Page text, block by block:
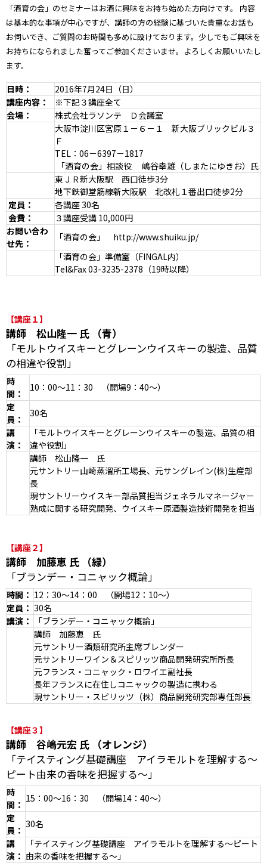
「酒育の会」のセミナーはお酒に興味をお持ち始めた方向けです。 内容
は基本的な事項が中心ですが、講師の方の経験に基づいた貴重なお話も
お伺いでき、ご質問のお時間も多めに設けております。少しでもご興味を
お持ちになられました奮ってご参加くださいませ。よろしくお願いいたし
ます。
日時：
2016年7月24日（日）
講座内容：
※下記３講座全て
会場：
株式会社ラソンテ Ｄ会議室
大阪市淀川区宮原１－６－１ 新大阪ブリックビル３
Ｆ
TEL：06－6397－1817
「酒育の会」相談役 嶋谷幸雄（しまたにゆきお）氏
東 ＪＲ新大阪駅 西口徒歩3分
地下鉄御堂筋線新大阪駅 北改札１番出口徒歩2分
定員：
各講座 30名
会費 ：
３講座受講 10,000円
お問い合わ
せ先：
「酒育の会」 http://www.shuiku.jp/
「酒育の会」準備室（FINGAL内）
Tel&Fax 03-3235-2378（19時以降）
【講座１】
講師 松山隆一 氏 （青）
「モルトウイスキーとグレーンウイスキーの製造、品質
の相違や役割」
時
間 ：
10：00～11：30 （開場9：40～）
定
員：
30名
講
演：
「モルトウイスキーとグレーンウイスキーの製造、品質の相
違や役割」
講師 松山隆一 氏
元サントリー山崎蒸溜所工場長、元サングレイン(株)生産部
長
現サントリーウイスキー部品質担当ジェネラルマネージャー
熟成に関する研究開発、ウイスキー原酒製造技術開発を担当
【講座２】
講師 加藤恵 氏 （緑）
「ブランデー・コニャック概論」
時間 ： 12：30～14：00 （開場12：10～）
定員： 30名
講演：
「ブランデー・コニャック概論」
講師 加藤恵 氏
元サントリー酒類研究所主席ブレンダー
元サントリーワイン＆スピリッツ商品開発研究所所長
元フランス・コニャック・ロワイエ副社長
長年フランスに在住しコニャックの製造に携わる
現サントリー・スピリッツ（株）商品開発研究部専任部長
【講座３】
講師 谷嶋元宏 氏 （オレンジ）
「テイスティング基礎講座 アイラモルトを理解する～
ピート由来の香味を把握する～」
時
間 ：
15：00～16：30 （開場14：40～）
定
員：
30名
講
演：
「テイスティング基礎講座 アイラモルトを理解する～ピート
由来の香味を把握する～」